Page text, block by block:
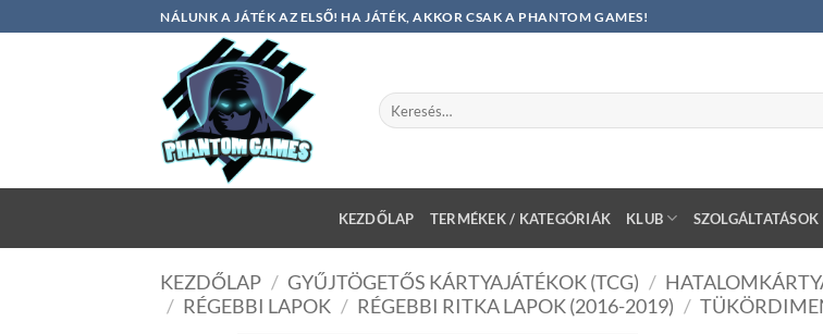
to
NÁLUNK A JÁTÉK AZ ELSŐ! HA JÁTÉK, AKKOR CSAK A PHANTOM GAMES!
Keresés
a
KEZDŐLAP TERMÉKEK / KATEGÓRIÁK KLUB SZOLGÁLTATÁSOK
KEZDŐLAP / GYŰJTÖGETŐS KÁRTYAJÁTÉKOK (TCG) /
/ RÉGEBBI LAPOK / RÉGEBBI RITKA LAPOK (2016-2019) /